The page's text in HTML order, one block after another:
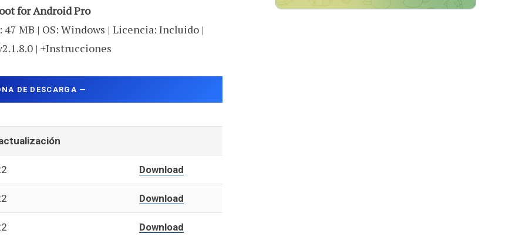
for Android Pro
MB | OS: Windows | Licencia: Incluido |
| +Instrucciones
DE DESCARGA —
Download
Download
Download